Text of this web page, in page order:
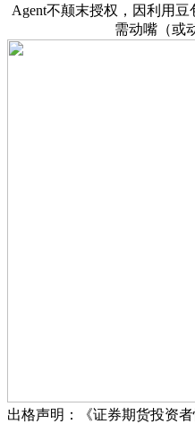
Agent不颠末授权，因利用
需动嘴（或
出格声明：《证券期货投资